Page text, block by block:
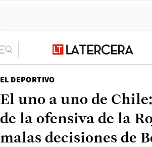
EL DEPORTIVO
El uno a uno de
de la ofensiva de la
malas decisiones de